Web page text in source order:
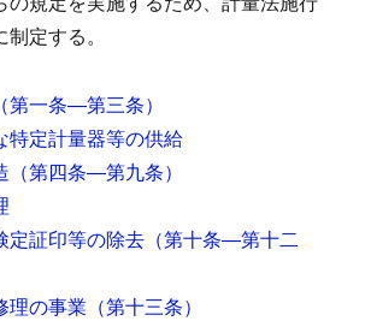
定する。
（第一条―第三条）
定計量器等の供給
（第四条―第九条）
証印等の除去 （第十条―第十二
の事業 （第十三条）